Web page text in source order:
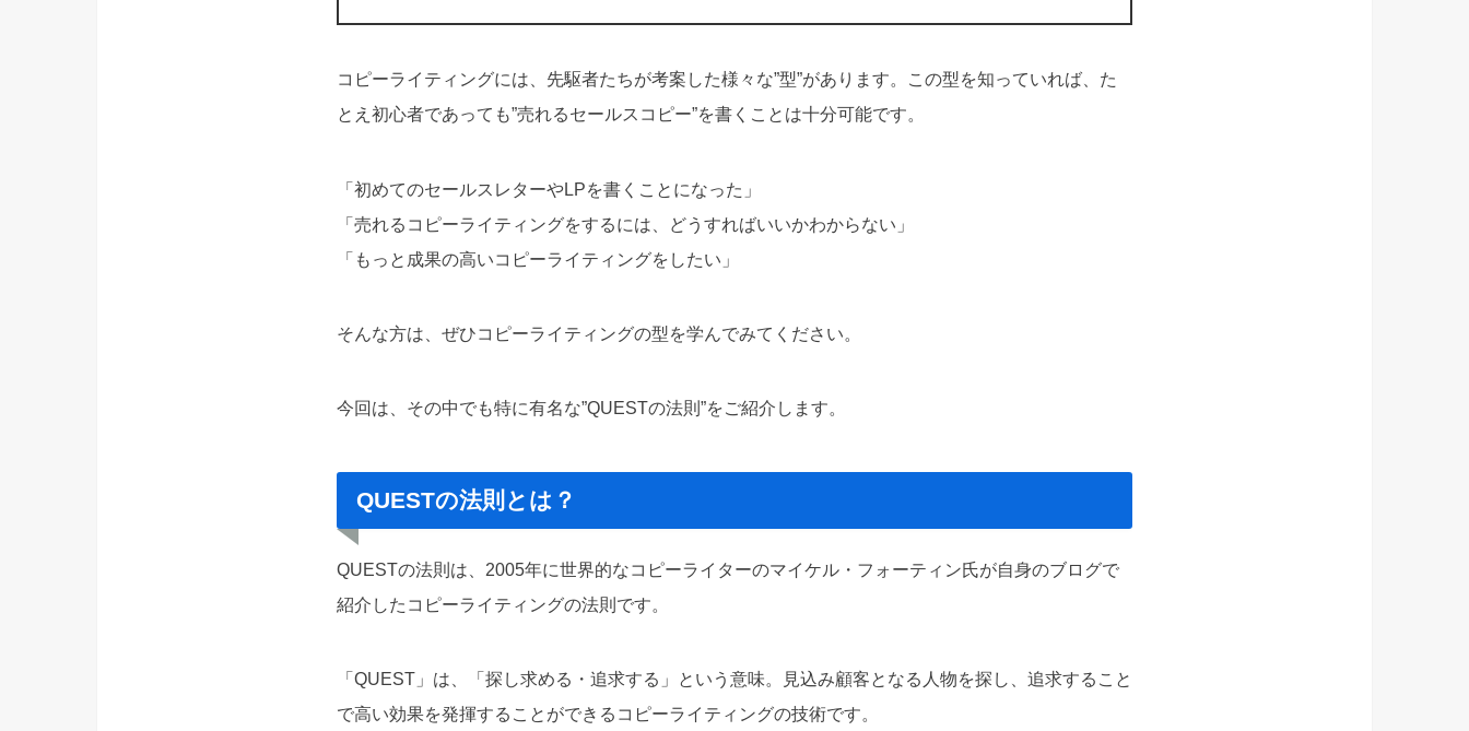
コピーライティングには、先駆者たちが考案した様々な”型”があります。この型を知っていれば、た
とえ初心者であっても”売れるセールスコピー”を書くことは十分可能です。
「初めてのセールスレターやLPを書くことになった」
「売れるコピーライティングをするには、どうすればいいかわからない」
「もっと成果の高いコピーライティングをしたい」
そんな方は、ぜひコピーライティングの型を学んでみてください。
今回は、その中でも特に有名な”QUESTの法則”をご紹介します。
QUESTの法則とは？
QUESTの法則は、2005年に世界的なコピーライターのマイケル・フォーティン氏が自身のブログで
紹介したコピーライティングの法則です。
「QUEST」は、「探し求める・追求する」という意味。見込み顧客となる人物を探し、追求すること
で高い効果を発揮することができるコピーライティングの技術です。